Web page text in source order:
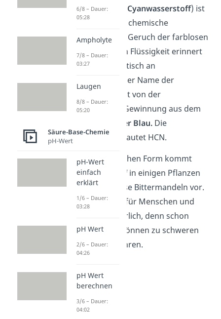
Blausäure(auch Cyanwasserstoff) ist
eine hochgiftige, chemische
Verbindung. Der Geruch der farblosen
bis hellgelblichen Flüssigkeit erinnert
ganz charakteristisch an
Bittermandeln. Der Name der
Blausäure kommt von der
ursprünglichen Gewinnung aus dem
Berliner Blau. Die
Summenformel lautet HCN.
In seiner natürlichen Form kommt
Cyanwasserstoffin einigen Pflanzen
wie beispielsweise Bittermandeln vor.
Die Substanz ist für Menschen und
Tiere sehr gefährlich, denn schon
kleine Mengen können zu schweren
Vergiftungen führen.
6/8 – Dauer:
05:28
Ampholyte
7/8 – Dauer:
03:27
Laugen
8/8 – Dauer:
05:20
Säure-Base-Chemie
pH-Wert
pH-Wert
einfach
erklärt
1/6 – Dauer:
03:28
pH Wert
2/6 – Dauer:
04:26
pH Wert
berechnen
3/6 – Dauer:
04:02